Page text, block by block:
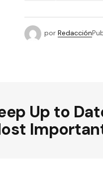
por Redacción
Up to